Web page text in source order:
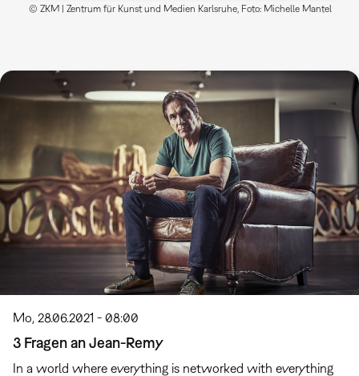
© ZKM | Zentrum für Kunst und Medien Karlsruhe, Foto: Michelle Mantel
Mo, 28.06.2021 - 08:00
3 Fragen an Jean-Remy
In a world where everything is networked with everything